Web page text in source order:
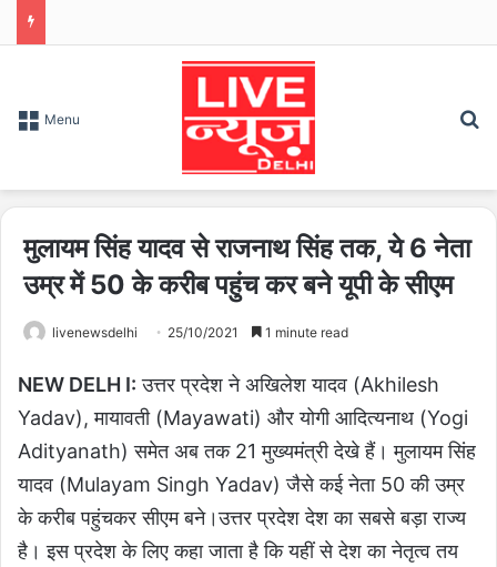
Menu
मुलायम सिंह यादव से राजनाथ सिंह तक, ये 6 नेता
उम्र में 50 के करीब पहुंच कर बने यूपी के सीएम
livenewsdelhi 25/10/2021 1 minute read
NEW DELH I: उत्तर प्रदेश ने अखिलेश यादव (Akhilesh
Yadav), मायावती (Mayawati) और योगी आदित्यनाथ (Yogi
Adityanath) समेत अब तक 21 मुख्यमंत्री देखे हैं। मुलायम सिंह
यादव (Mulayam Singh Yadav) जैसे कई नेता 50 की उम्र
के करीब पहुंचकर सीएम बने।उत्तर प्रदेश देश का सबसे बड़ा राज्य
है। इस प्रदेश के लिए कहा जाता है कि यहीं से देश का नेतृत्व तय